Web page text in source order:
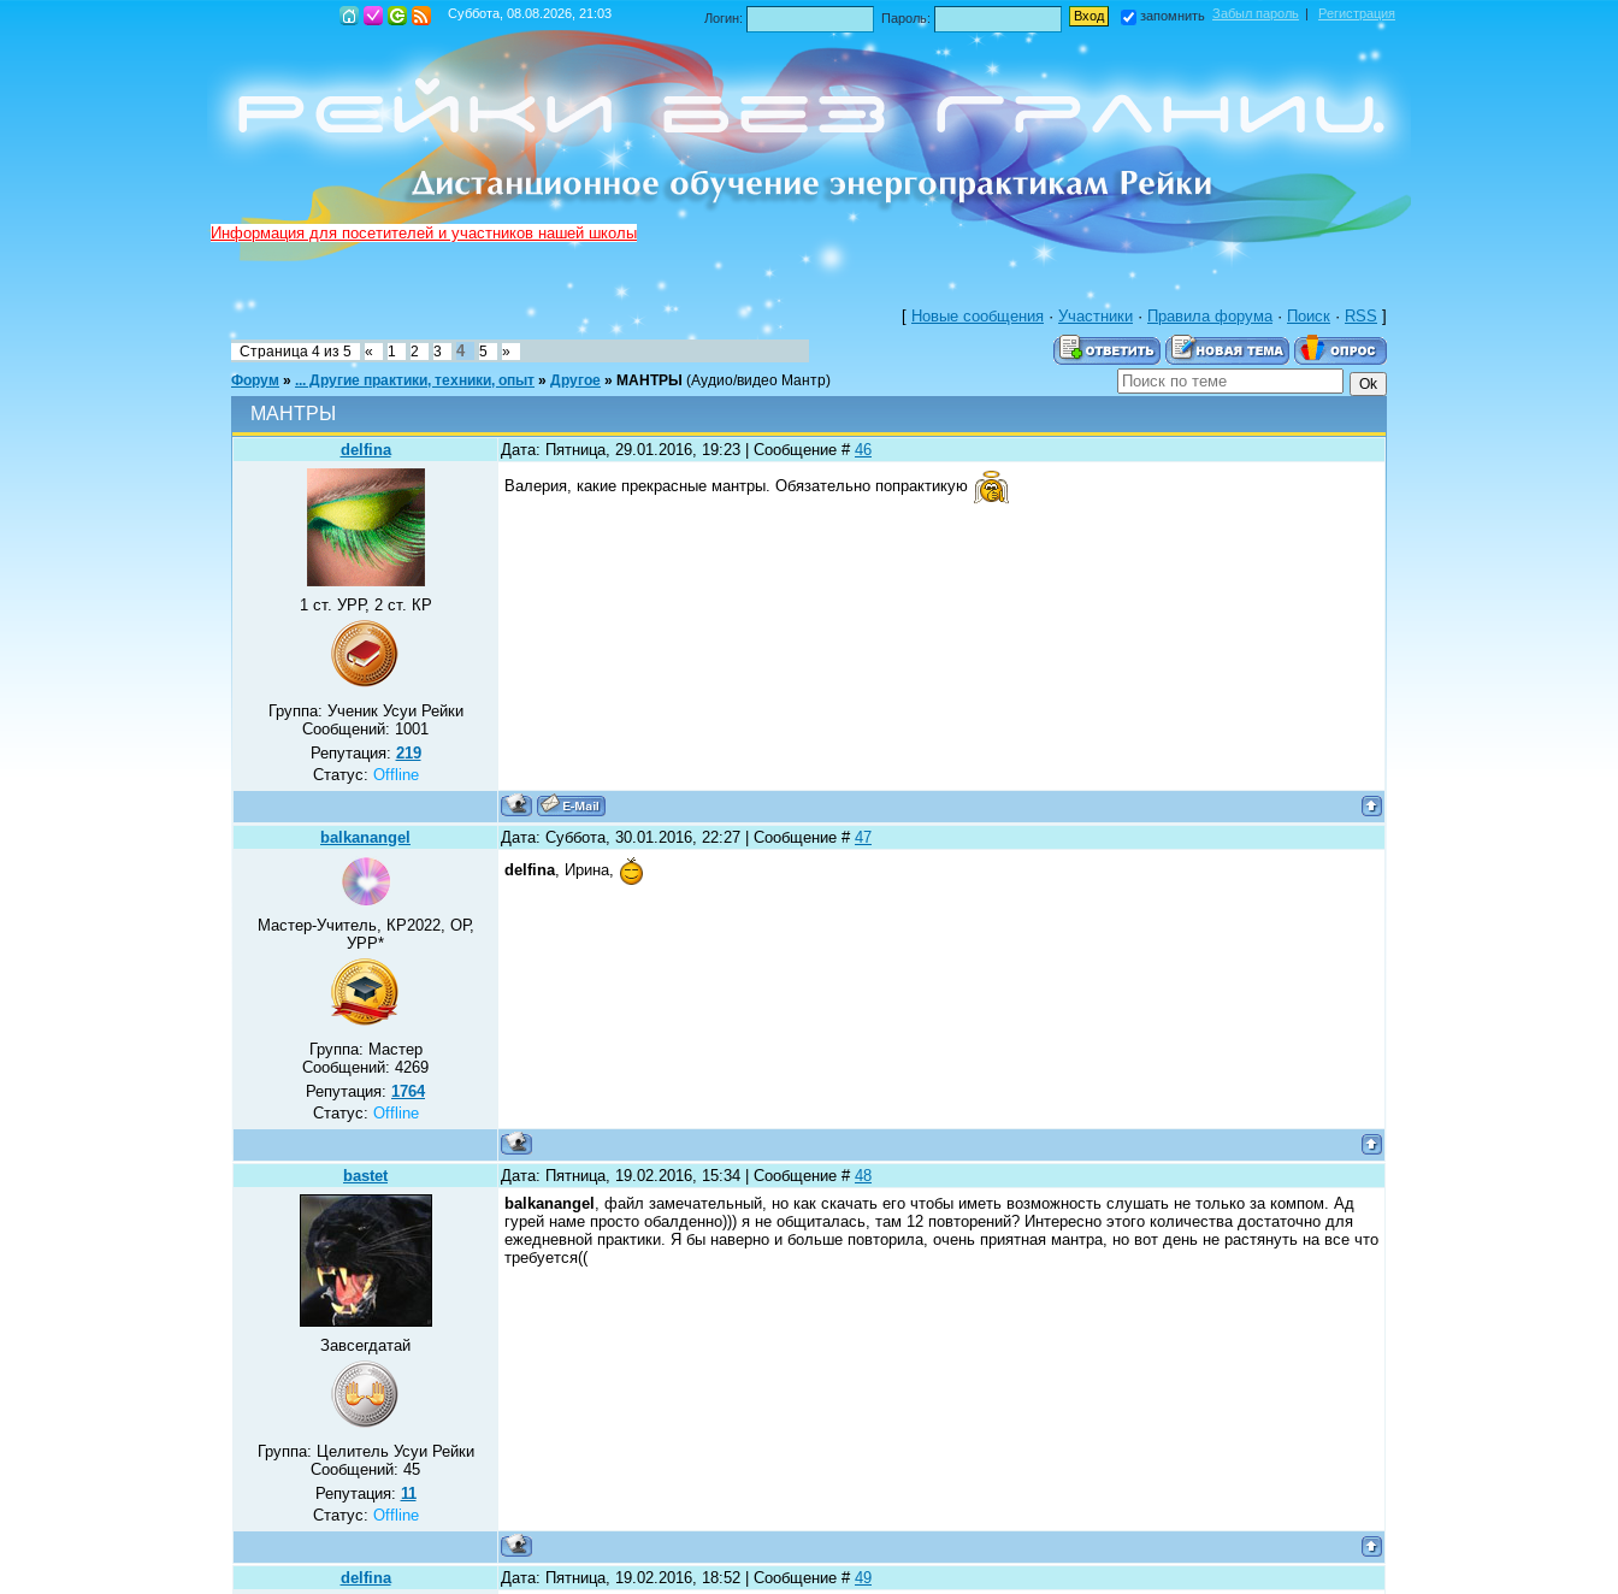
Суббота, 08.08.2026, 21:03 Логин: Пароль: запомнить Забыл пароль | Регистрация
Информация для посетителей и участников нашей школы
[ Новые сообщения · Участники · Правила форума · Поиск · RSS ]
Страница 4 из 5 « 1 2 3 4 5
»
Форум » ... Другие практики, техники, опыт » Другое » МАНТРЫ (Аудио/видео Мантр)
МАНТРЫ
delfina Дата: Пятница, 29.01.2016, 19:23 | Сообщение # 46
1 ст. УРР, 2 ст. КР
Группа: Ученик Усуи Рейки
Сообщений: 1001
Репутация: 219
Статус: Offline
Валерия, какие прекрасные мантры. Обязательно попрактикую
balkanangel Дата: Суббота, 30.01.2016, 22:27 | Сообщение # 47
Мастер-Учитель, КР2022, ОР,
УРР*
Группа: Мастер
Сообщений: 4269
Репутация: 1764
Статус: Offline
delfina, Ирина,
bastet Дата: Пятница, 19.02.2016, 15:34 | Сообщение # 48
Завсегдатай
Группа: Целитель Усуи Рейки
Сообщений: 45
Репутация: 11
Статус: Offline
balkanangel , файл замечательный, но как скачать его чтобы иметь возможность слушать не только за компом. Ад
гурей наме просто обалденно))) я не общиталась, там 12 повторений? Интересно этого количества достаточно для
ежедневной практики. Я бы наверно и больше повторила, очень приятная мантра, но вот день не растянуть на все что
требуется((
delfina Дата: Пятница, 19.02.2016, 18:52 | Сообщение # 49